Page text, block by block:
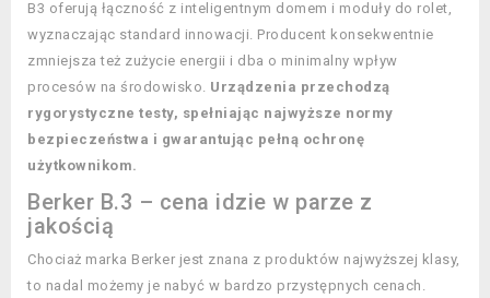
B3 oferują łączność z inteligentnym domem i moduły do rolet,
wyznaczając standard innowacji. Producent konsekwentnie
zmniejsza też zużycie energii i dba o minimalny wpływ
procesów na środowisko. Urządzenia przechodzą
rygorystyczne testy, spełniając najwyższe normy
bezpieczeństwa i gwarantując pełną ochronę
użytkownikom.
Berker B.3 – cena idzie w parze z
jakością
Chociaż marka Berker jest znana z produktów najwyższej klasy,
to nadal możemy je nabyć w bardzo przystępnych cenach.